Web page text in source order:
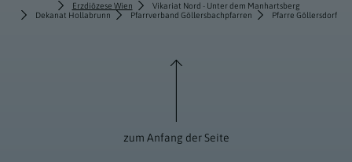
Erzdiözese Wien
Vikariat Nord - Unter dem Manhartsberg
Dekanat Hollabrunn
Pfarrverband Göllersbachpfarren Pfarre Göllersdorf
zum Anfang der Seite